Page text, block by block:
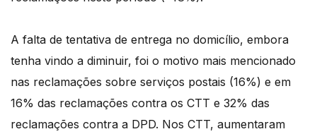
A falta de tentativa de entrega no domicílio, embora
tenha vindo a diminuir, foi o motivo mais mencionado
nas reclamações sobre serviços postais (16%) e em
16% das reclamações contra os CTT e 32% das
reclamações contra a DPD. Nos CTT, aumentaram